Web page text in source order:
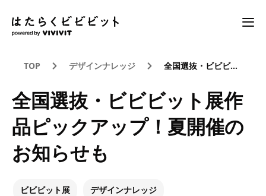
TOP デザインナレッジ 全国選抜・ビビビット展作品ピックアップ！夏開催のお知らせも
全国選抜・ビビビット展作
品ピックアップ！夏開催の
お知らせも
ビビビット展 デザインナレッジ